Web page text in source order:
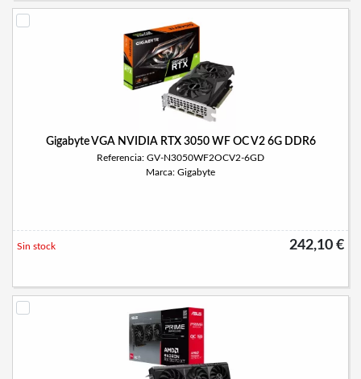
Gigabyte VGA NVIDIA RTX 3050 WF OC V2 6G DDR6
Referencia: GV-N3050WF2OCV2-6GD
Marca: Gigabyte
242,10 €
Sin stock